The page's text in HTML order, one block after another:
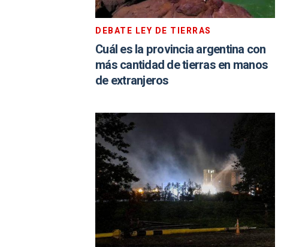
DEBATE LEY DE TIERRAS
Cuál es la provincia argentina con
más cantidad de tierras en manos
de extranjeros